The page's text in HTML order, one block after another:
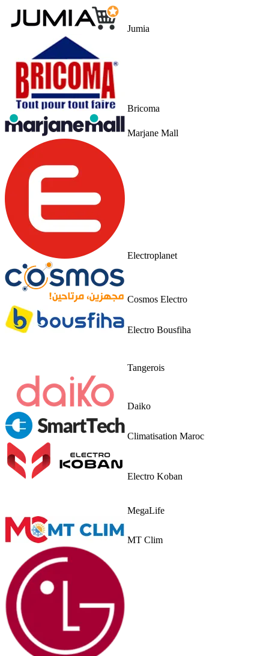
Jumia
Bricoma
Marjane Mall
Electroplanet
Cosmos Electro
Electro Bousfiha
Tangerois
Daiko
Climatisation Maroc
Electro Koban
MegaLife
MT Clim